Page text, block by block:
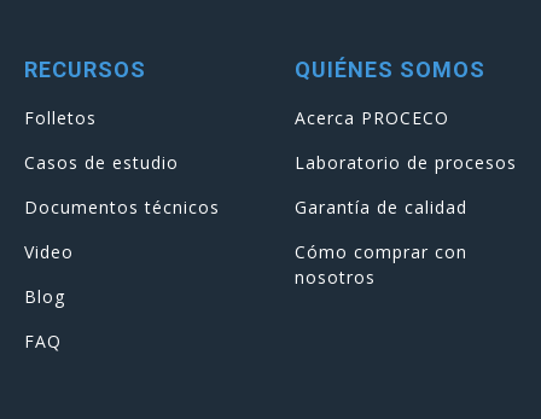
RECURSOS
Folletos
Casos de estudio
Documentos técnicos
Video
Blog
FAQ
QUIÉNES SOMOS
Acerca PROCECO
Laboratorio de procesos
Garantía de calidad
Cómo comprar con
nosotros